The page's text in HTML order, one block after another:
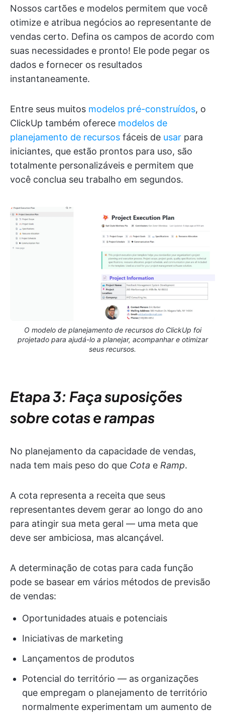
Nossos cartões e modelos permitem que você
otimize e atribua negócios ao representante de
vendas certo. Defina os campos de acordo com
suas necessidades e pronto! Ele pode pegar os
dados e fornecer os resultados
instantaneamente.
Entre seus muitos modelos pré-construídos, o
ClickUp também oferece modelos de
planejamento de recursos fáceis de usar para
iniciantes, que estão prontos para uso, são
totalmente personalizáveis e permitem que
você conclua seu trabalho em segundos.
O modelo de planejamento de recursos do ClickUp foi
projetado para ajudá-lo a planejar, acompanhar e otimizar
seus recursos.
Etapa 3: Faça suposições
sobre cotas e rampas
No planejamento da capacidade de vendas,
nada tem mais peso do que Cota e Ramp.
A cota representa a receita que seus
representantes devem gerar ao longo do ano
para atingir sua meta geral — uma meta que
deve ser ambiciosa, mas alcançável.
A determinação de cotas para cada função
pode se basear em vários métodos de previsão
de vendas:
Oportunidades atuais e potenciais
Iniciativas de marketing
Lançamentos de produtos
Potencial do território — as organizações
que empregam o planejamento de território
normalmente experimentam um aumento de